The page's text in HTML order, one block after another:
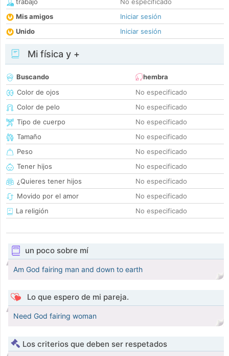
Mis amigos
Iniciar sesión
Unido
Iniciar sesión
Mi física y +
Buscando
hembra
Color de ojos
No especificado
Color de pelo
No especificado
Tipo de cuerpo
No especificado
Tamaño
No especificado
Peso
No especificado
Tener hijos
No especificado
¿Quieres tener hijos
No especificado
Movido por el amor
No especificado
La religión
No especificado
un poco sobre mí
Am God fairing man and down to earth
Lo que espero de mi pareja.
Need God fairing woman
Los criterios que deben ser respetados